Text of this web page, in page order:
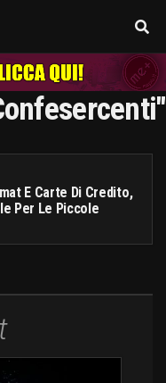
E Carte Di Credito,
Per Le Piccole